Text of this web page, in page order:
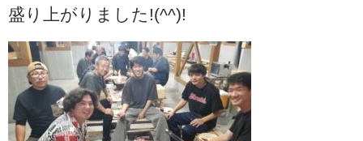
盛り上がりました!(^^)!